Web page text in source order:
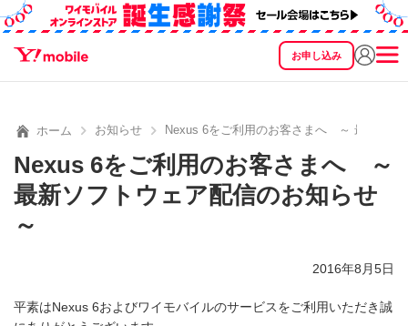
お申し込み
SEARCH
ホーム お知らせ Nexus 6をご利用のお客さまへ ～ 最新ソフ
Nexus 6をご利用のお客さまへ ～
最新ソフトウェア配信のお知らせ
～
2016年8月5日
平素はNexus 6およびワイモバイルのサービスをご利用いただき誠